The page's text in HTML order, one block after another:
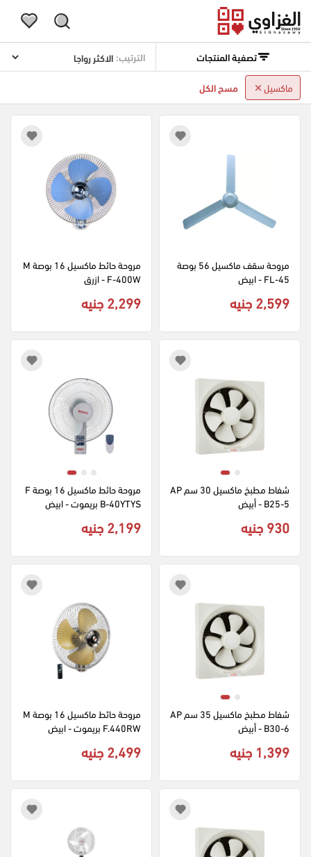
تصفية المنتجات الترتيب:
ماكسيل مسح الكل
FL-45 - ابيض
2,599 جنيه
مروحة حائط ماكسيل 16 بوصة M
F-400W - ازرق
2,299 جنيه
شفاط مطبخ ماكسيل 30 سم AP
B25-5 - أبيض
930 جنيه
مروحة حائط ماكسيل 16 بوصة F
B-40YTYS بريموت - ابيض
2,199 جنيه
شفاط مطبخ ماكسيل 35 سم AP
B30-6 - أبيض
1,399 جنيه
مروحة حائط ماكسيل 16 بوصة M
F.440RW بريموت - ابيض
2,499 جنيه